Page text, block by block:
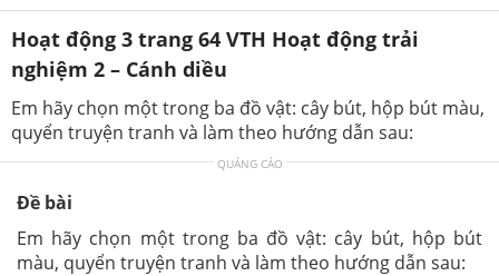
Hoạt động 3 trang 64 VTH Hoạt động trải
nghiệm 2 – Cánh diều
Em hãy chọn một trong ba đồ vật: cây bút, hộp bút màu,
quyển truyện tranh và làm theo hướng dẫn sau:
QUẢNG CÁO
Đề bài
Em hãy chọn một trong ba đồ vật: cây bút, hộp bút
màu, quyển truyện tranh và làm theo hướng dẫn sau: